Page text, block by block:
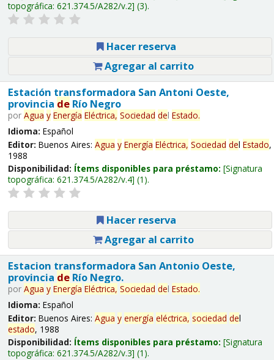
topográfica: 621.374.5/A282/v.2 (3).
Hacer reserva
Agregar al carrito
Estación transformadora San Antoni Oeste,
provincia deRío Negro
por Agua y Energía Eléctrica, Sociedad del Estado.
Idioma: Español
Editor: Buenos Aires: Agua y Energía Eléctrica, Sociedad del Estado,
1988
Disponibilidad: Ítems disponibles para préstamo: Signatura
topográfica: 621.374.5/A282/v.4 (1).
Hacer reserva
Agregar al carrito
Estacion transformadora San Antonio Oeste,
provincia deRío Negro.
por Agua y Energía Eléctrica, Sociedad del Estado.
Idioma: Español
Editor: Buenos Aires: Agua y energía eléctrica, sociedad del
estado, 1988
Disponibilidad: Ítems disponibles para préstamo: Signatura
topográfica: 621.374.5/A282/v.3 (1).